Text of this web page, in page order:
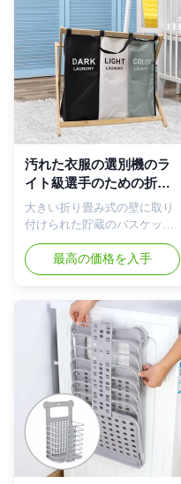
できる分けられる。各洗濯袋
は洗濯の2つの標準サイズの負
荷に遅れることができる。よ
り安定した、容易なこの折り
たたみ洗濯物入れは-置き、洗
濯袋を運ぶこと容易にはず
し、させること容易なヴェル
クロ革紐を運ぶ。 このの洗濯
をを洗濯物入れ維持する-止め
金が付いている網のドロース
トリングの上は洗濯を積み、
運ぶのを助ける。 耐久および
軽量-取り外し可能から設計さ
れていて...
汚れた衣服の選別機のラ
イト級選手のための折り
畳み式の通気性の折りた
たみ洗濯の障害
大きい折り畳み式の壁に取り
付けられた貯蔵のバスケット
の洗濯物かごの洗濯箱 特徴: 3
つのセクション大容量の洗濯
物入れ-袋に衣類を落とすと同
害、従ってあなたにあなたの
暗闇、ライトからの色を分類
できる分けられる。各洗濯袋
は洗濯の2つの標準サイズの負
荷に遅れることができる。よ
り安定した、容易なこの折り
たたみ洗濯物入れは-置き、洗
濯袋を運ぶこと容易にはず
し、させること容易なヴェル
クロ革紐を運ぶ。 このの洗濯
をを洗濯物入れ維持する-止め
最高の価格を入手